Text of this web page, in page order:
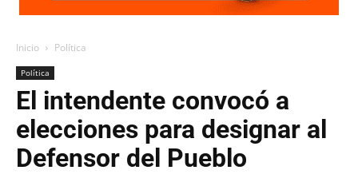
Inicio Política
Política
El intendente convocó a
elecciones para designar al
Defensor del Pueblo